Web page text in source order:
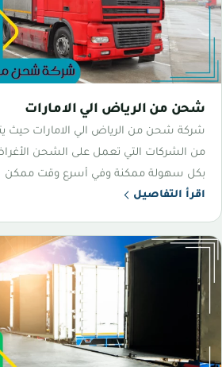
شحن من الرياض الي الامارات
شركة شحن من الرياض الي الامارات حيث
من الشركات التي تعمل على الشحن
بكل سهولة ممكنة وفي أسرع وقت ممكن
اقرأ التفاصيل